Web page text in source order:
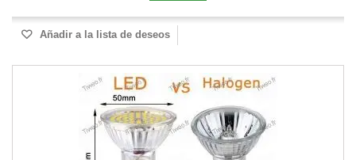
Añadir a la lista de deseos